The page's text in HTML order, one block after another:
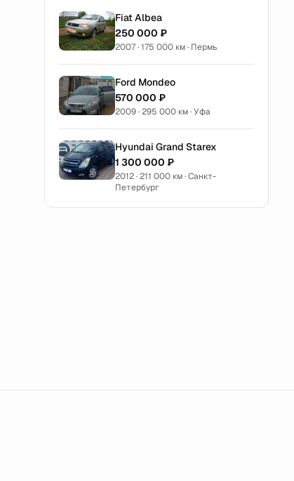
Fiat Albea
250 000 ₽
2007 · 175 000 км · Пермь
Ford Mondeo
570 000 ₽
2009 · 295 000 км · Уфа
Hyundai Grand Starex
1 300 000 ₽
2012 · 211 000 км · Санкт-
Петербург